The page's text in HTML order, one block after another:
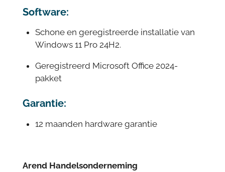
Software:
Schone en geregistreerde installatie van
Windows 11 Pro 24H2.
Geregistreerd Microsoft Office 2024-
pakket
Garantie:
12 maanden hardware garantie
Arend Handelsonderneming